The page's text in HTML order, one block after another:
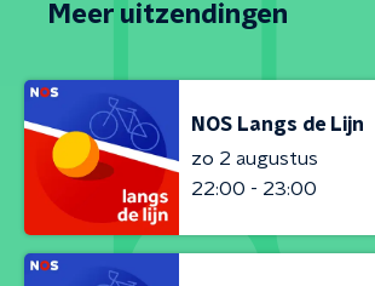
Meer uitzendingen
NOS Langs de Lijn
zo 2 augustus
22:00 - 23:00